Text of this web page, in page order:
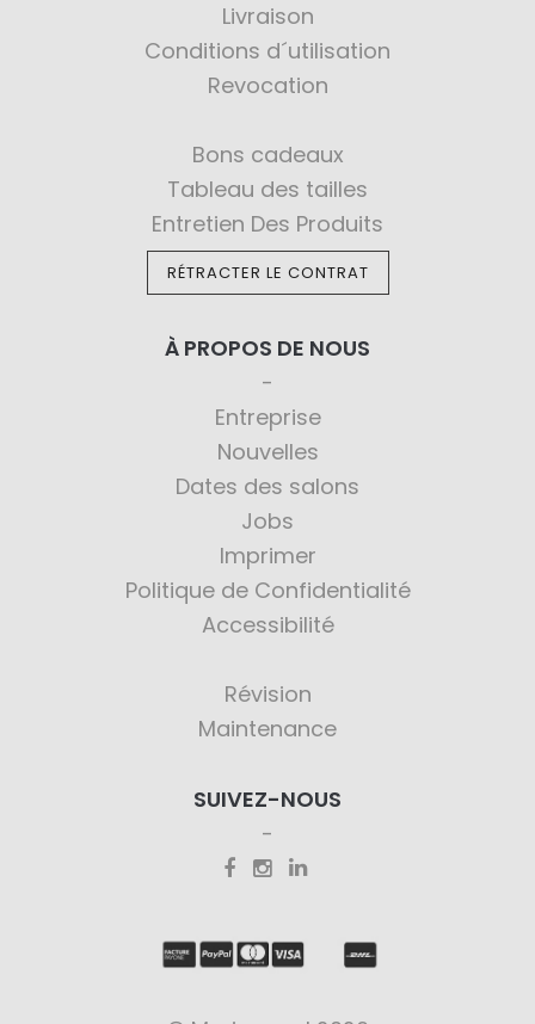
Livraison
Conditions d´utilisation
Revocation
Bons cadeaux
Tableau des tailles
Entretien Des Produits
RÉTRACTER LE CONTRAT
À PROPOS DE NOUS
Entreprise
Nouvelles
Dates des salons
Jobs
Imprimer
Politique de Confidentialité
Accessibilité
Révision
Maintenance
SUIVEZ-NOUS